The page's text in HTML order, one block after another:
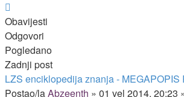
Obavijesti
Odgovori
Pogledano
Zadnji post
LZS enciklopedija znanja -
Postao/laAbzeenth » 01 vel 2014, 20:23